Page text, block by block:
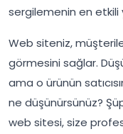
sergilemenin en etkili
Web siteniz,
görmesini sağlar.
ama o ürünün
ne düşünürsünüz?
web sitesi, size